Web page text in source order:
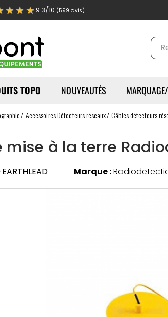
9.3/10 (599 avis)
TOPO NOUVEAUTÉS
Accessoires Détecteurs réseaux Câbles détecteurs
mise à la terre
Marque :